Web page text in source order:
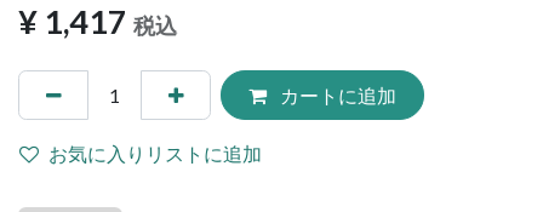
¥ 1,417 税込
カートに追加
お気に入りリストに追加